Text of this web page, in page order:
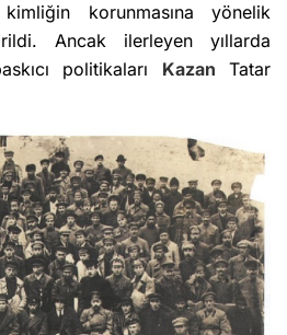
korunmasına yönelik
Ancak ilerleyen yıllarda
politikaları Kazan Tatar